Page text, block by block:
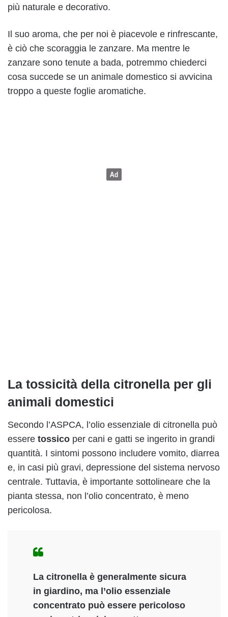
più naturale e decorativo.
Il suo aroma, che per noi è piacevole e rinfrescante,
è ciò che scoraggia le zanzare. Ma mentre le
zanzare sono tenute a bada, potremmo chiederci
cosa succede se un animale domestico si avvicina
troppo a queste foglie aromatiche.
La tossicità della citronella per gli
animali domestici
Secondo l’ASPCA, l’olio essenziale di citronella può
essere tossico per cani e gatti se ingerito in grandi
quantità. I sintomi possono includere vomito, diarrea
e, in casi più gravi, depressione del sistema nervoso
centrale. Tuttavia, è importante sottolineare che la
pianta stessa, non l’olio concentrato, è meno
pericolosa.
La citronella è generalmente sicura
in giardino, ma l’olio essenziale
concentrato può essere pericoloso